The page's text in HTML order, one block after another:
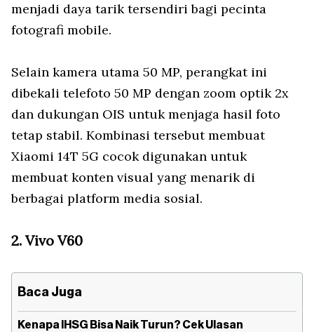
menjadi daya tarik tersendiri bagi pecinta
fotografi mobile.
Selain kamera utama 50 MP, perangkat ini
dibekali telefoto 50 MP dengan zoom optik 2x
dan dukungan OIS untuk menjaga hasil foto
tetap stabil. Kombinasi tersebut membuat
Xiaomi 14T 5G cocok digunakan untuk
membuat konten visual yang menarik di
berbagai platform media sosial.
2. Vivo V60
Baca Juga
Kenapa IHSG Bisa Naik Turun? Cek Ulasan